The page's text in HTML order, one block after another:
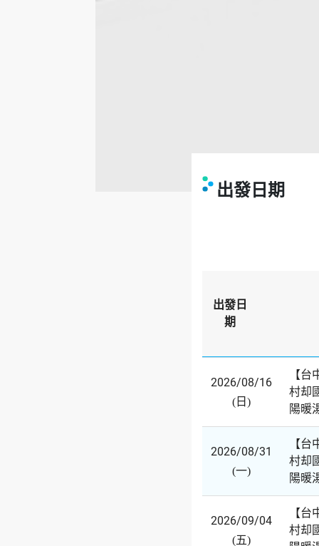
出發日期
出發日
期
2026/08/16
(日)
【
村却
陽暖
2026/08/31
(一)
【
村却
陽暖
2026/09/04
(五)
【
村却